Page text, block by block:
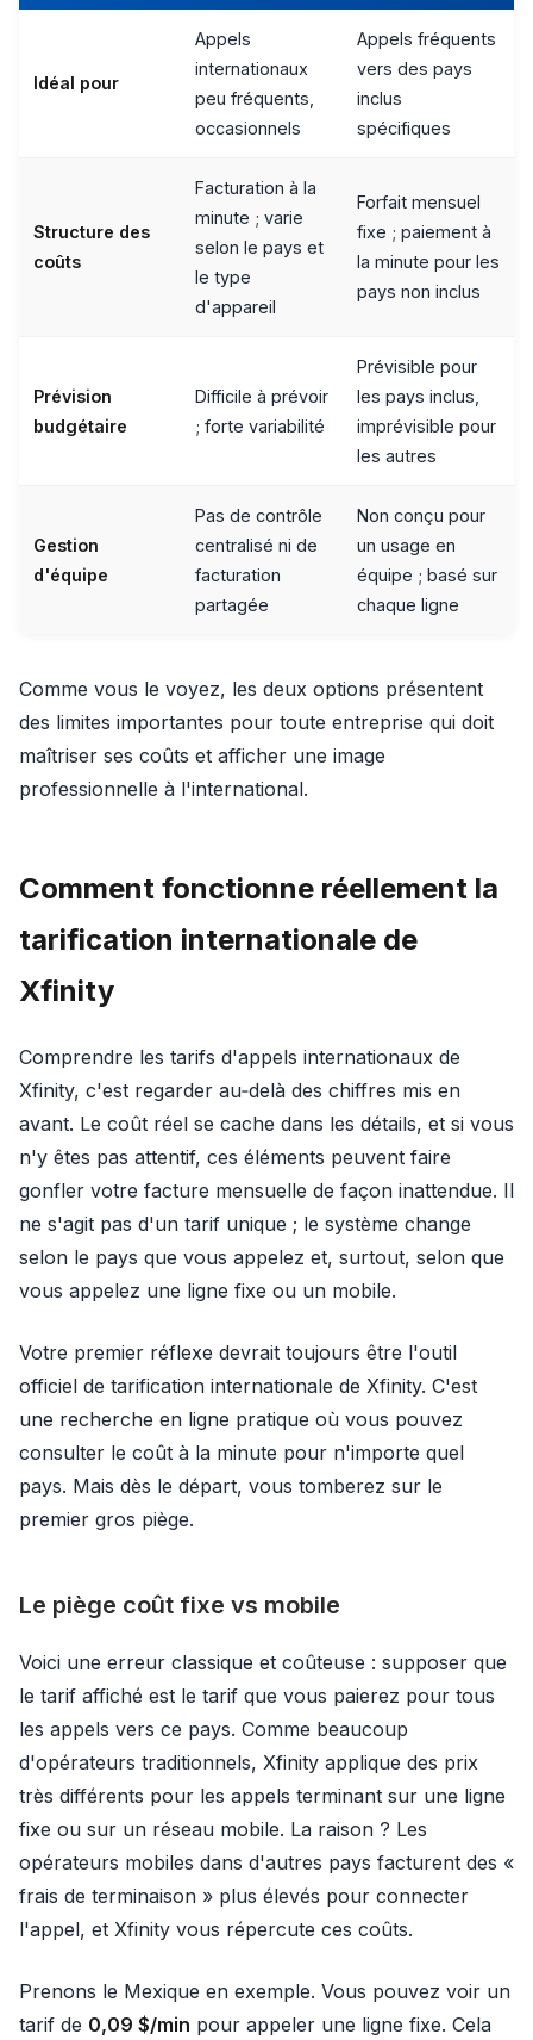
Idéal pour
Appels
internationaux
peu fréquents,
occasionnels
Appels fréquents
vers des pays
inclus
spécifiques
Structure des
coûts
Facturation à la
minute ; varie
selon le pays et
le type
d'appareil
Forfait mensuel
fixe ; paiement à
la minute pour les
pays non inclus
Prévision
budgétaire
Difficile à prévoir
; forte variabilité
Prévisible pour
les pays inclus,
imprévisible pour
les autres
Gestion
d'équipe
Pas de contrôle
centralisé ni de
facturation
partagée
Non conçu pour
un usage en
équipe ; basé sur
chaque ligne
Comme vous le voyez, les deux options présentent
des limites importantes pour toute entreprise qui doit
maîtriser ses coûts et afficher une image
professionnelle à l'international.
Comment fonctionne réellement la
tarification internationale de
Xfinity
Comprendre les tarifs d'appels internationaux de
Xfinity, c'est regarder au‑delà des chiffres mis en
avant. Le coût réel se cache dans les détails, et si vous
n'y êtes pas attentif, ces éléments peuvent faire
gonfler votre facture mensuelle de façon inattendue. Il
ne s'agit pas d'un tarif unique ; le système change
selon le pays que vous appelez et, surtout, selon que
vous appelez une ligne fixe ou un mobile.
Votre premier réflexe devrait toujours être l'outil
officiel de tarification internationale de Xfinity. C'est
une recherche en ligne pratique où vous pouvez
consulter le coût à la minute pour n'importe quel
pays. Mais dès le départ, vous tomberez sur le
premier gros piège.
Le piège coût fixe vs mobile
Voici une erreur classique et coûteuse : supposer que
le tarif affiché est le tarif que vous paierez pour tous
les appels vers ce pays. Comme beaucoup
d'opérateurs traditionnels, Xfinity applique des prix
très différents pour les appels terminant sur une ligne
fixe ou sur un réseau mobile. La raison ? Les
opérateurs mobiles dans d'autres pays facturent des «
frais de terminaison » plus élevés pour connecter
l'appel, et Xfinity vous répercute ces coûts.
Prenons le Mexique en exemple. Vous pouvez voir un
tarif de 0,09 $/min pour appeler une ligne fixe. Cela